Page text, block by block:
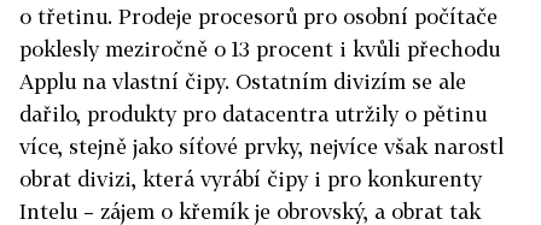
o třetinu. Prodeje procesorů pro osobní počítače
poklesly meziročně o 13 procent i kvůli přechodu
Applu na vlastní čipy. Ostatním divizím se ale
dařilo, produkty pro datacentra utržily o pětinu
více, stejně jako síťové prvky, nejvíce však narostl
obrat divizi, která vyrábí čipy i pro konkurenty
Intelu – zájem o křemík je obrovský, a obrat tak